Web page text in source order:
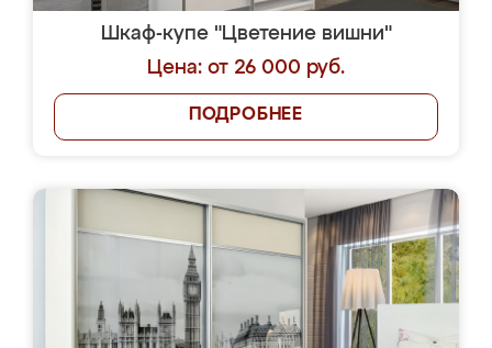
Шкаф-купе "Цветение вишни"
Цена: от 26 000 руб.
ПОДРОБНЕЕ